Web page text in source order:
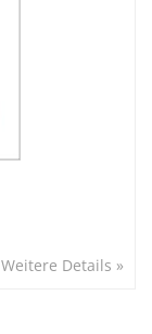
Weitere Details »